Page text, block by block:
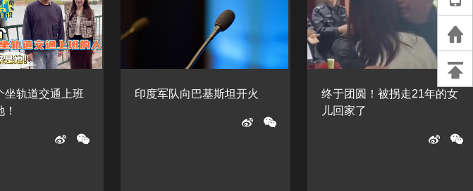
重庆一高校学生
死，官方通报：
刑案，网传遗体
等信息不实
坐轨道交通上班
印度军队向巴基斯坦开火
终于团圆！被拐走21年的女
儿回家了